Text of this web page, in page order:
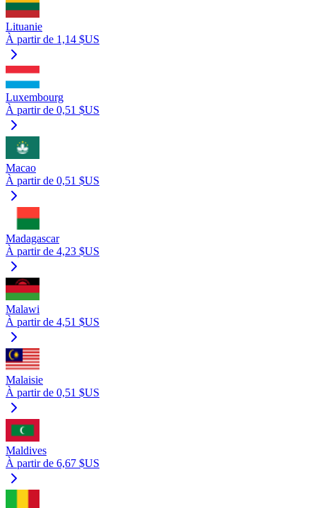
Lituanie
À partir de 1,14 $US
Luxembourg
À partir de 0,51 $US
Macao
À partir de 0,51 $US
Madagascar
À partir de 4,23 $US
Malawi
À partir de 4,51 $US
Malaisie
À partir de 0,51 $US
Maldives
À partir de 6,67 $US